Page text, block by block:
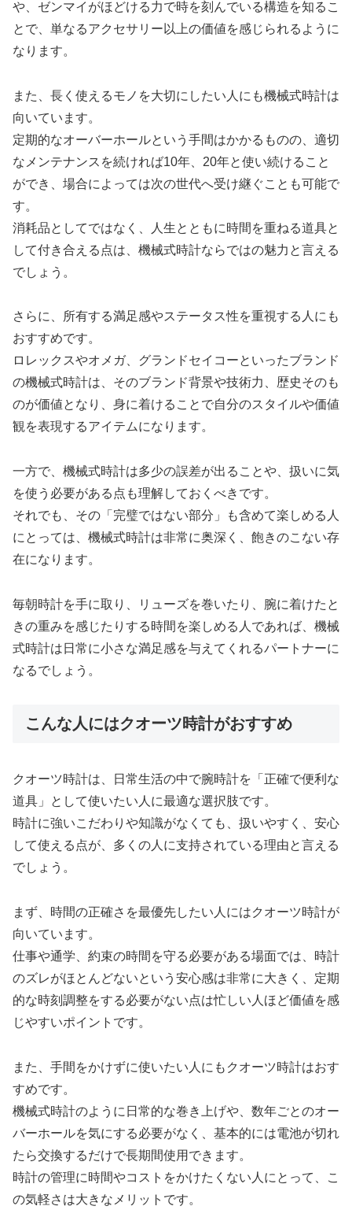
や、ゼンマイがほどける力で時を刻んでいる構造を知るこ
とで、単なるアクセサリー以上の価値を感じられるように
なります。
また、長く使えるモノを大切にしたい人にも機械式時計は
向いています。
定期的なオーバーホールという手間はかかるものの、適切
なメンテナンスを続ければ10年、20年と使い続けること
ができ、場合によっては次の世代へ受け継ぐことも可能で
す。
消耗品としてではなく、人生とともに時間を重ねる道具と
して付き合える点は、機械式時計ならではの魅力と言える
でしょう。
さらに、所有する満足感やステータス性を重視する人にも
おすすめです。
ロレックスやオメガ、グランドセイコーといったブランド
の機械式時計は、そのブランド背景や技術力、歴史そのも
のが価値となり、身に着けることで自分のスタイルや価値
観を表現するアイテムになります。
一方で、機械式時計は多少の誤差が出ることや、扱いに気
を使う必要がある点も理解しておくべきです。
それでも、その「完璧ではない部分」も含めて楽しめる人
にとっては、機械式時計は非常に奥深く、飽きのこない存
在になります。
毎朝時計を手に取り、リューズを巻いたり、腕に着けたと
きの重みを感じたりする時間を楽しめる人であれば、機械
式時計は日常に小さな満足感を与えてくれるパートナーに
なるでしょう。
こんな人にはクオーツ時計がおすすめ
クオーツ時計は、日常生活の中で腕時計を「正確で便利な
道具」として使いたい人に最適な選択肢です。
時計に強いこだわりや知識がなくても、扱いやすく、安心
して使える点が、多くの人に支持されている理由と言える
でしょう。
まず、時間の正確さを最優先したい人にはクオーツ時計が
向いています。
仕事や通学、約束の時間を守る必要がある場面では、時計
のズレがほとんどないという安心感は非常に大きく、定期
的な時刻調整をする必要がない点は忙しい人ほど価値を感
じやすいポイントです。
また、手間をかけずに使いたい人にもクオーツ時計はおす
すめです。
機械式時計のように日常的な巻き上げや、数年ごとのオー
バーホールを気にする必要がなく、基本的には電池が切れ
たら交換するだけで長期間使用できます。
時計の管理に時間やコストをかけたくない人にとって、こ
の気軽さは大きなメリットです。